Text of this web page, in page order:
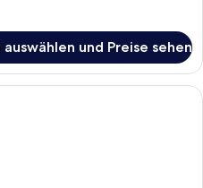
und Preise sehen